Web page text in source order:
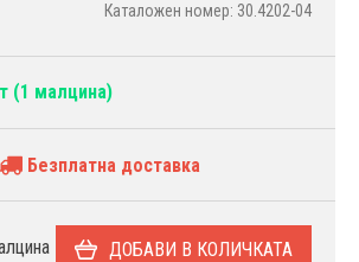
Каталожен номер: 30.4202-04
(1 малцина)
Безплатна доставка
ДОБАВИ В КОЛИЧКАТА